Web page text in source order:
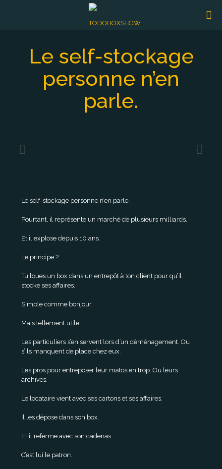
Le self-stockage
personne n’en
parle.
Le self-stockage personne n’en parle.
Pourtant, il représente un marché de plusieurs milliards.
Et il explose depuis 10 ans.
Le principe ?
Tu loues un box dans un entrepôt à ton client pour qu’il
stocke ses affaires.
Simple comme bonjour.
Mais tellement utile.
Les particuliers s’en servent lors d’un déménagement. Ou
s’ils manquent de place chez eux.
Les pros pour entreposer leur matos en trop. Ou leurs
archives.
Le locataire vient avec ses cartons et ses affaires.
Il les dépose dans son box.
Et il referme avec son cadenas.
C’est lui le patron.